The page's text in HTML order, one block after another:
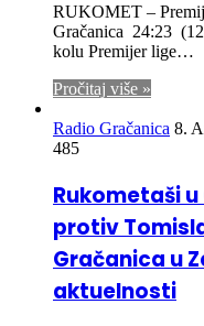
RUKOMET –
Gračanica 24:23
kolu Premijer lige…
Pročitaj više »
Radio Gračanica 8.
485
Rukometaši
protiv
Gračanica u
aktuelnosti